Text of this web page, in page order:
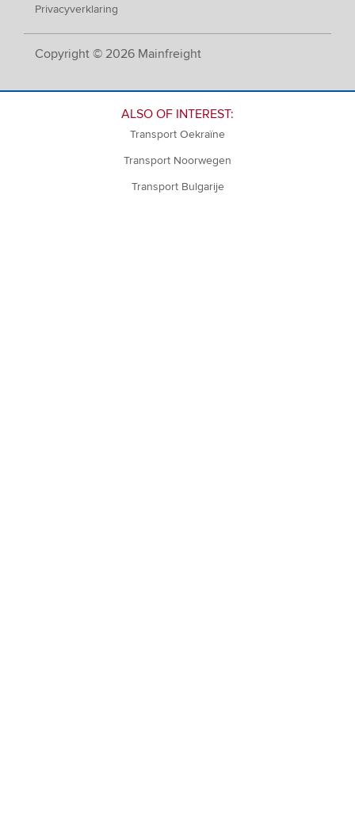
Copyright © 2026 Mainfreight
Privacyverklaring
ALSO OF INTEREST:
Transport Oekraïne
Transport Noorwegen
Transport Bulgarije